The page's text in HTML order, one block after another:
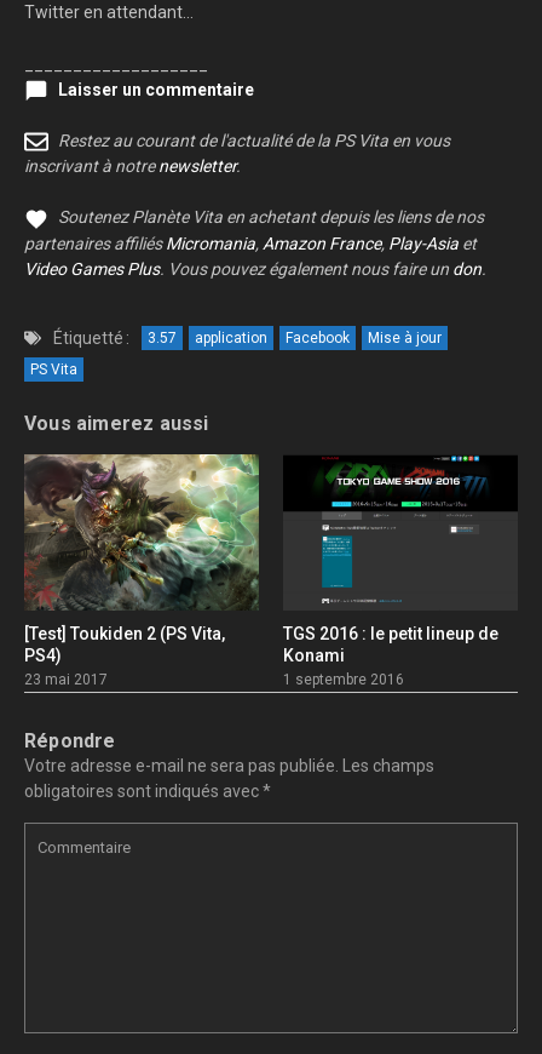
Twitter en attendant…
Laisser un commentaire
Restez au courant de l'actualité de la PS Vita en vous
inscrivant à notrenewsletter.
Soutenez Planète Vita en achetant depuis les liens de nos
partenaires affiliésMicromania, Amazon France, Play-Asia et
Video Games Plus. Vous pouvez également nous faire un don.
Étiquetté : 3.57 application Facebook
Mise à jour
PS Vita
Vous aimerez aussi
[Test] Toukiden 2 (PS Vita,
PS4)
23 mai 2017
TGS 2016 : le petit lineup de
Konami
1 septembre 2016
Répondre
Votre adresse e-mail ne sera pas publiée.
Les champs
obligatoires sont indiqués avec*